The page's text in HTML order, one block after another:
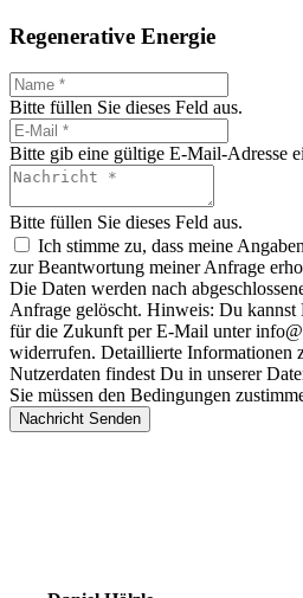
Regenerative Energie
Bitte füllen Sie dieses Feld aus.
Bitte gib eine gültige E-Mail-Adresse
Bitte füllen Sie dieses Feld aus.
Ich stimme zu, dass meine
zur Beantwortung meiner Anfrage
Die Daten werden nach
Anfrage gelöscht. Hinweis: Du
für die Zukunft per E-Mail unter
widerrufen. Detaillierte Informationen
Nutzerdaten findest Du in unserer
Sie müssen den Bedingungen
Nachricht Senden